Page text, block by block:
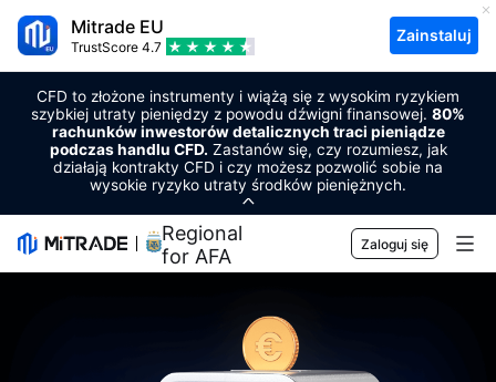
Mitrade EU
TrustScore 4.7
Zainstaluj
CFD to złożone instrumenty i wiążą się z wysokim ryzykiem
szybkiej utraty pieniędzy z powodu dźwigni finansowej. 80%
rachunków inwestorów detalicznych traci pieniądze
podczas handlu CFD. Zastanów się, czy rozumiesz, jak
działają kontrakty CFD i czy możesz pozwolić sobie na
wysokie ryzyko utraty środków pieniężnych.
Regional Sponsor
for AFA
Zaloguj się